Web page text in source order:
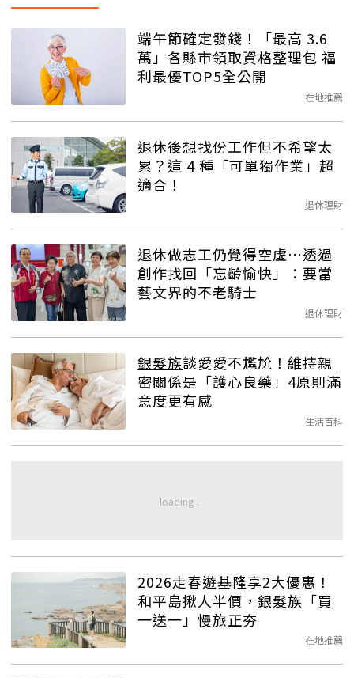
端午節確定發錢！「最高 3.6
萬」各縣市領取資格整理包 福
利最優TOP5全公開
在地推薦
退休後想找份工作但不希望太
累？這 4 種「可單獨作業」超
適合！
退休理財
退休做志工仍覺得空虛…透過
創作找回「忘齡愉快」：要當
藝文界的不老騎士
退休理財
銀髮族談愛愛不尷尬！維持親
密關係是「護心良藥」4原則滿
意度更有感
生活百科
2026走春遊基隆享2大優惠！
和平島揪人半價， 銀髮族 「買
一送一」慢旅正夯
在地推薦